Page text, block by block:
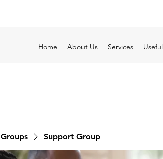
Home About Us Services
Groups Support Group